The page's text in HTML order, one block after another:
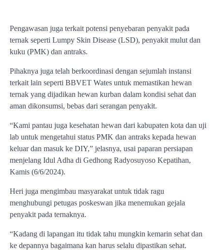
Pengawasan juga terkait potensi penyebaran penyakit pada
ternak seperti Lumpy Skin Disease (LSD), penyakit mulut dan
kuku (PMK) dan antraks.
Pihaknya juga telah berkoordinasi dengan sejumlah instansi
terkait lain seperti BBVET Wates untuk memastikan hewan
ternak yang dijadikan hewan kurban dalam kondisi sehat dan
aman dikonsumsi, bebas dari serangan penyakit.
“Kami pantau juga kesehatan hewan dari kabupaten kota dan uji
lab untuk mengetahui status PMK dan antraks kepada hewan
keluar dan masuk ke DIY,” jelasnya, usai paparan persiapan
menjelang Idul Adha di Gedhong Radyosuyoso Kepatihan,
Kamis (6/6/2024).
Heri juga mengimbau masyarakat untuk tidak ragu
menghubungi petugas poskeswan jika menemukan gejala
penyakit pada ternaknya.
“Kadang di lapangan itu tidak tahu mungkin kemarin sehat dan
ke depannya bagaimana kan harus selalu dipastikan sehat.